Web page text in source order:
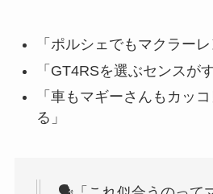
「ポルシェでもマクラー
「GT4RSを選ぶセンスが
「車もマギーさんもカッ
る」